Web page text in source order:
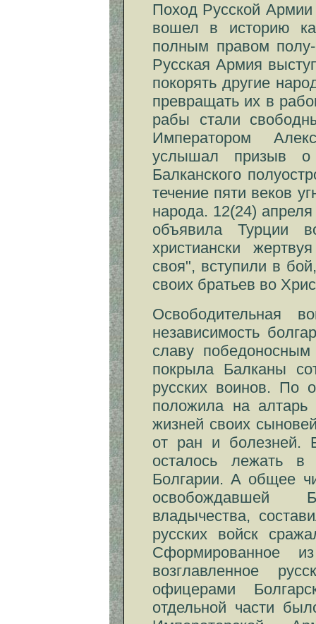
Поход Русской
вошел в историю
полным правом
Русская Армия
покорять другие
превращать их в
рабы стали
Императором
услышал призыв о
Балканского
течение пяти веков
народа. 12(24)
объявила Турции
христиански
своя", вступили в
своих братьев во
Освободительная
независимость
славу
покрыла Балканы
русских воинов. По
положила на
жизней своих
от ран и болезней.
осталось лежать
Болгарии. А общее
освобождавшей
владычества,
русских войск
Сформированное
возглавленное
офицерами
отдельной части